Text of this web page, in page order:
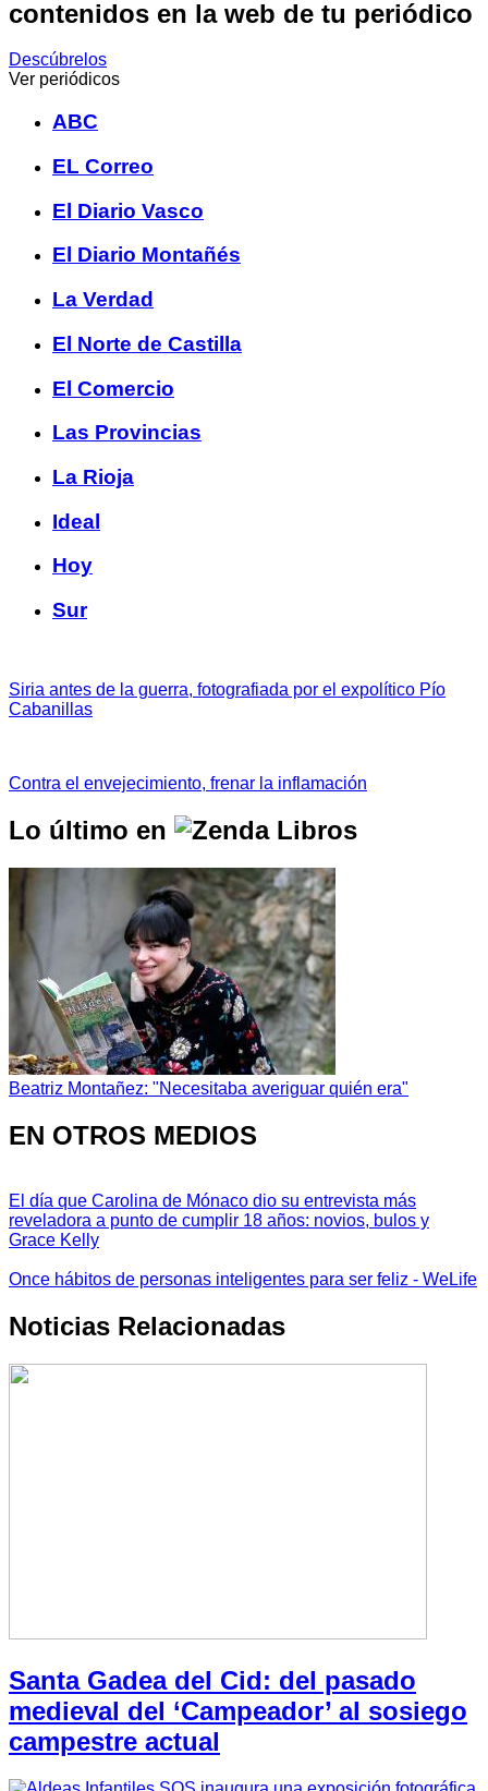
contenidos en la web de tu periódico
Descúbrelos
Ver periódicos
ABC
EL Correo
El Diario Vasco
El Diario Montañés
La Verdad
El Norte de Castilla
El Comercio
Las Provincias
La Rioja
Ideal
Hoy
Sur
Siria antes de la guerra, fotografiada por el expolítico Pío
Cabanillas
Contra el envejecimiento, frenar la inflamación
Lo último en
Beatriz Montañez: "Necesitaba averiguar quién era"
EN OTROS MEDIOS
El día que Carolina de Mónaco dio su entrevista más
reveladora a punto de cumplir 18 años: novios, bulos y
Grace Kelly
Once hábitos de personas inteligentes para ser feliz - WeLife
Noticias Relacionadas
Santa Gadea del Cid: del pasado
medieval del ‘Campeador’ al sosiego
campestre actual